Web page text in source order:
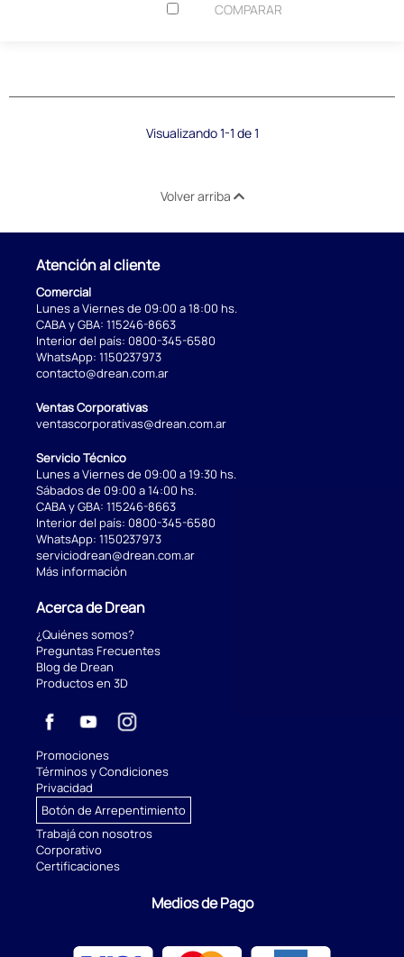
COMPARAR
Visualizando 1-1 de 1
Volver arriba
Atención al cliente
Comercial
Lunes a Viernes de 09:00 a 18:00 hs.
CABA y GBA: 115246-8663
Interior del país: 0800-345-6580
WhatsApp: 1150237973
contacto@drean.com.ar
Ventas Corporativas
ventascorporativas@drean.com.ar
Servicio Técnico
Lunes a Viernes de 09:00 a 19:30 hs.
Sábados de 09:00 a 14:00 hs.
CABA y GBA: 115246-8663
Interior del país: 0800-345-6580
WhatsApp: 1150237973
serviciodrean@drean.com.ar
Más información
Acerca de Drean
¿Quiénes somos?
Preguntas Frecuentes
Blog de Drean
Productos en 3D
Promociones
Términos y Condiciones
Privacidad
Botón de Arrepentimiento
Trabajá con nosotros
Corporativo
Certificaciones
Medios de Pago